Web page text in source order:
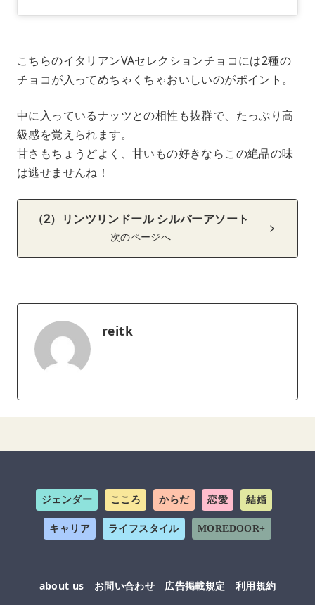
こちらのイタリアンVAセレクションチョコには2種の
チョコが入ってめちゃくちゃおいしいのがポイント。
中に入っているナッツとの相性も抜群で、たっぷり高
級感を覚えられます。
甘さもちょうどよく、甘いもの好きならこの絶品の味
は逃せませんね！
（2）リンツリンドール シルバーアソート
次のページへ
reitk
ジェンダー こころ からだ 恋愛 結婚
キャリア ライフスタイル MOREDOOR+
about us お問い合わせ 広告掲載規定 利用規約